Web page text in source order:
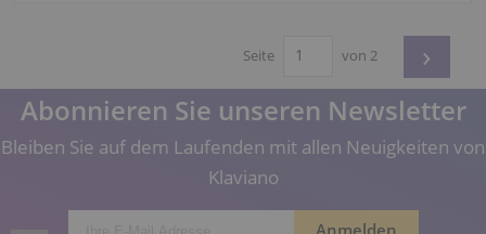
Seite von 2 ›
Abonnieren Sie unseren Newsletter
Bleiben Sie auf dem Laufenden mit allen Neuigkeiten von
Klaviano